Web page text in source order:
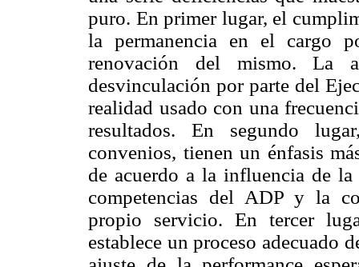
puro. En primer lugar, el
la permanencia en el cargo
renovación del mismo. La
desvinculación por parte del
realidad usado con una
resultados. En segundo
convenios, tienen un énfasis
de acuerdo a la influencia de
competencias del ADP y la
propio servicio. En tercer
establece un proceso adecuado